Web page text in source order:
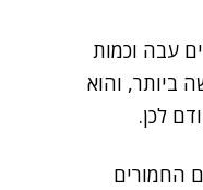
עבה וכמות
ביותר, והוא
לכן.
החמורים